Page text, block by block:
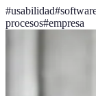
#usabilidad#
procesos#empresa